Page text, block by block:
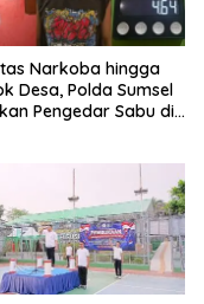
Narkoba hingga
Desa, Polda Sumsel
Pengedar Sabu di